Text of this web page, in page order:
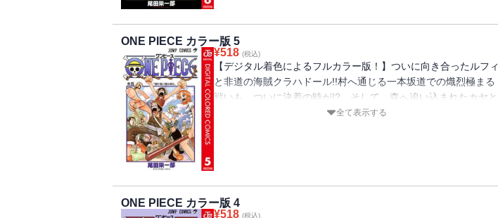
ONE PIECE カラー版 5
¥518 (税込)
【デジタル着色によるフルカラー版！】ついに向き合ったルフィ
と非道の海賊クラハドール!!村へ通じる一本坂道での熾烈極まる
戦いも、ついに決着の時が!? そして、森へ追い込まれたカヤと
子供たちを救うため、あとを追ったウソップとゾロは…。
全て表示する
ONE PIECE カラー版 4
¥518 (税込)